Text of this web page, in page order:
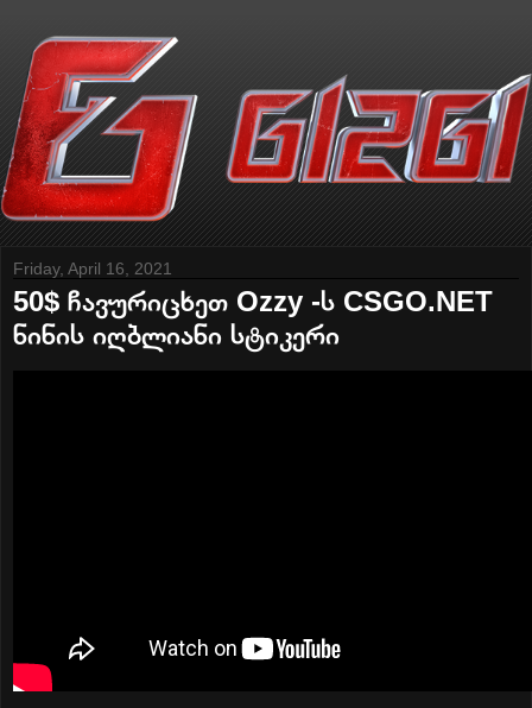
Friday, April 16, 2021
50$ ჩავურიცხეთ Ozzy -ს CSGO.NET
ნინის იღბლიანი სტიკერი